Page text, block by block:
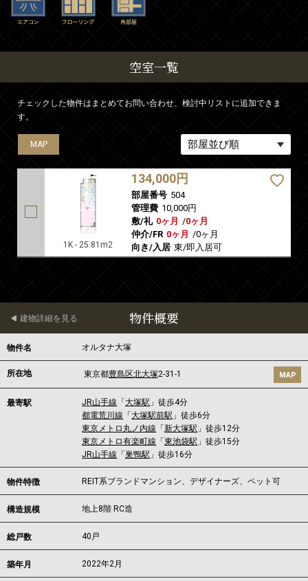
空室一覧
チェックした物件はまとめてお問い合わせ、検討中リストに追加できま
す。
MAP
1K - 25.81m2
134,000円
部屋番号 504
管理費 10,000円
敷/礼 0ヶ月 /0ヶ月
仲介/FR 0ヶ月 /0ヶ月
向き/入居 東/即入居可
物件概要
建物詳細を見る
物件名 オルタナ大塚
所在地 東京都豊島区北大塚2-31-1 MAP
最寄駅 JR山手線 「 大塚駅 」徒歩4分
都電荒川線 「 大塚駅前駅 」徒歩6分
東京メトロ丸ノ内線 「新大塚駅 」徒歩12分
東京メトロ有楽町線 「東池袋駅 」徒歩15分
JR山手線 「巣鴨駅 」徒歩16分
物件特徴 REIT系ブランドマンション、デザイナーズ、ペット可
構造規模 地上8階 RC造
総戸数 40戸
築年月 2022年2月